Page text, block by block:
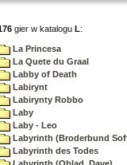
gier w katalogu L:
La Princesa
La Quete du Graal
Labby of Death
Labirynt
Labirynty Robbo
Laby
Laby - Leo
Labyrinth (Broderbund
Labyrinth des Todes